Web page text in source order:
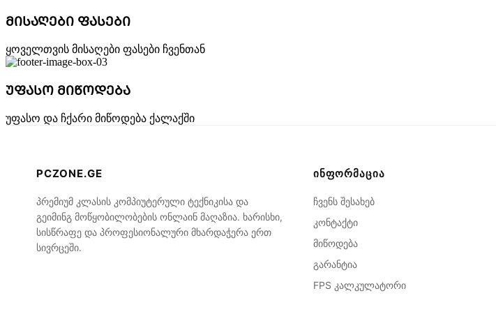
ᲛᲘᲡᲐᲦᲔᲑᲘ ᲤᲐᲡᲔᲑᲘ
ყოველთვის მისაღები ფასები ჩვენთან
ᲣᲤᲐᲡᲝ ᲛᲘᲬᲝᲓᲔᲑᲐ
უფასო და ჩქარი მიწოდება ქალაქში
PCZONE.GE
პრემიუმ კლასის კომპიუტერული ტექნიკისა და
გეიმინგ მოწყობილობების ონლაინ მაღაზია. ხარისხი,
სისწრაფე და პროფესიონალური მხარდაჭერა ერთ
სივრცეში.
ᲘᲜᲤᲝᲠᲛᲐᲪᲘᲐ
ჩვენს შესახებ
კონტაქტი
მიწოდება
გარანტია
FPS კალკულატორი